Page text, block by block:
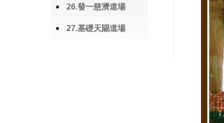
26.發一慈濟道場
27.基礎天賜道場